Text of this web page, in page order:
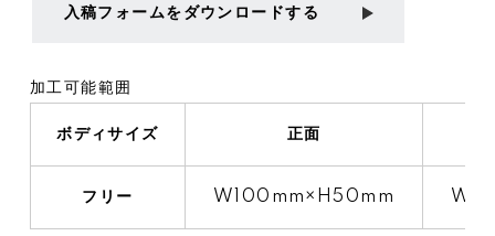
入稿フォームをダウンロードする
加工可能範囲
ボディサイズ 正面
フリー W100mm×H50mm